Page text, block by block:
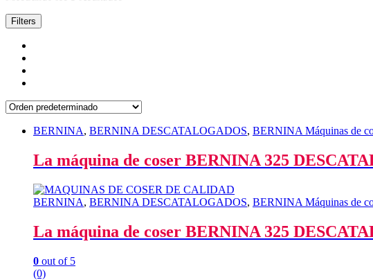
Filters
BERNINA, BERNINA DESCATALOGADOS, BERNINA Máquinas de
La máquina de coser BERNINA 325
BERNINA, BERNINA DESCATALOGADOS, BERNINA Máquinas de
La máquina de coser BERNINA 325
0 out of 5
(0)